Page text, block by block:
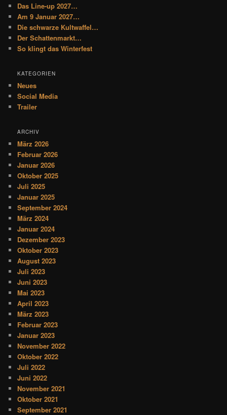
Das Line-up 2027…
Am 9 Januar 2027…
Die schwarze Kultwaffel…
Der Schattenmarkt…
So klingt das Winterfest
KATEGORIEN
Neues
Social Media
Trailer
ARCHIV
März 2026
Februar 2026
Januar 2026
Oktober 2025
Juli 2025
Januar 2025
September 2024
März 2024
Januar 2024
Dezember 2023
Oktober 2023
August 2023
Juli 2023
Juni 2023
Mai 2023
April 2023
März 2023
Februar 2023
Januar 2023
November 2022
Oktober 2022
Juli 2022
Juni 2022
November 2021
Oktober 2021
September 2021